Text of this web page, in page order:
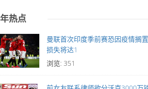
热点
曼联首次印度季前赛恐因疫情搁置
损失将达1
浏览: 351